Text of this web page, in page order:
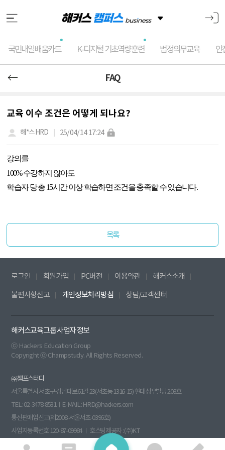
국민내일배움카드 K-디지털 기초역량훈련 법정의무교육 안
FAQ
교육 이수 조건은 어떻게 되나요?
해*스HRD 25/04/14 17:24
강의를
100%수강하지 않아도
학습자 당 총15시간 이상 학습하면 조건을 충족할 수 있습니다.
목록
로그인 회원가입 PC버전 이용약관 해커스소개
불편사항신고 개인정보처리방침 상담/고객센터
해커스교육그룹 사업자 정보
ⓒ Hackers Education Group
Copyright ⓒ Champstudy. All Rights Reserved.
㈜챔프스터디
서울특별시 서초구 강남대로61길 23(서초동 1316-15) 현대성우빌딩 203호
TEL : 02-3478-8531ㅣE-MAIL : HRD@hackers.com
통신판매업신고(제2008-서울서초-0396호)
사업자등록번호 120-87-09984 ㅣ 호스팅제공자 : (주)KT
원격평생교육시설신고(제 원 - 140호) 부가통신사업신고(013760)